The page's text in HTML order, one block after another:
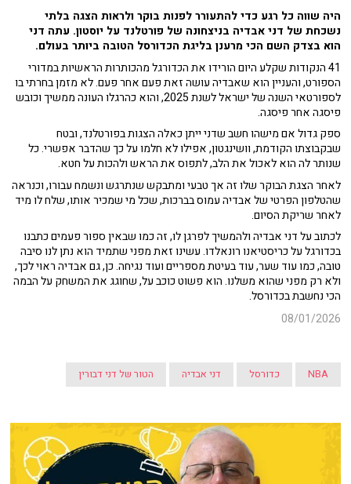
היה שווה כל רגע כדי להתעורר לפנות בוקר ולראות הצגה בלתי
נשכחת של דני אבדיה בניצחונה של פורטלנד על יוסטון. עתה דני
הוא בצדק השם הכי מרענן בליגת הכדורסל הטובה ביותר בעולם.
41 הנקודות שקלע היום הורידו את הכדורגל מהכותרות הראשיות במדורי
הספורט, והעניין הוא שאבדיה עושה זאת פעם אחר פעם. לא מזמן בחרתי בו
לספורטאי השנה של ישראל לשנת 2025, והוא כהרגלו העונה ממשיך וכובש
פיסגה אחר פיסגה.
ספק גדול אם מישהו חשב שדני ייתן כאלה הצגות בפורטלנד, ובטח
שבקבוצתו הקודמת, וושינגטון, אפילו לא חלמו על כך שהדבר אפשרי. כל
שנותר לה הוא לאכול את הלב, לתפוס את הראש ולהכות על חטא.
לאחר הצגת הבוקר שלו זה אך טבעי ומתבקש שנתרגש ונשמח עבורו, וכנראה
שהטלפון הפרטי של אבדיה עמוס בברכות, שכל מי שמכיר אותו, שלח לו מיד
לאחר שריקת הסיום.
לכתוב על דני אבדיה ולהמשיך לפרגן לו, זה כמו שבאין ספור פעמים כתבנו
בכדורגל על כריסטיאנו רונאלדו. עשינו זאת מפני שתמיד הוא נתן לנו סיבה
טובה, כמו עוד שער, עוד בעיטת מספריים ועוד נגיחה. כן, גם אבדיה ראוי לכך,
ולא רק מפני שהוא משלנו. הוא פשוט כוכב על, שחוגג את המשחק על הבמה
הכי נחשבת בכדורסל.
08/01/2026
NBA כדורסל דני אבדיה הטור של דני דבורין